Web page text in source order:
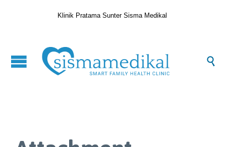
Klinik Pratama Sunter Sisma Medikal
